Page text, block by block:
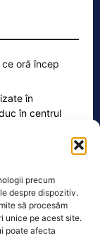
precum
despre dispozitiv.
să procesăm
unice pe acest site.
poate afecta
oră încep
în
în centrul
drone